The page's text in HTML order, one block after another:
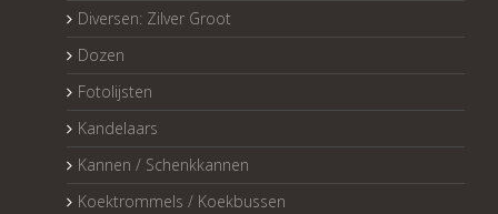
Diversen: Zilver Groot
Dozen
Fotolijsten
Kandelaars
Kannen / Schenkkannen
Koektrommels / Koekbussen